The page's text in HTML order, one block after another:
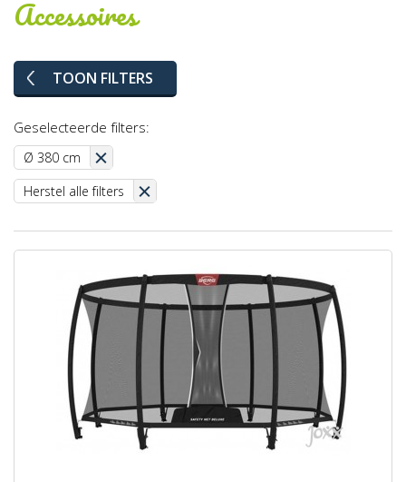
Accessoires
TOON FILTERS
Geselecteerde filters:
Ø 380 cm
Herstel alle filters